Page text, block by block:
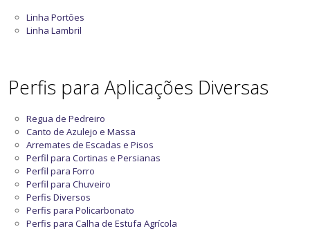
Linha Portões
Linha Lambril
Perfis para Aplicações Diversas
Regua de Pedreiro
Canto de Azulejo e Massa
Arremates de Escadas e Pisos
Perfil para Cortinas e Persianas
Perfil para Forro
Perfil para Chuveiro
Perfis Diversos
Perfis para Policarbonato
Perfis para Calha de Estufa Agrícola